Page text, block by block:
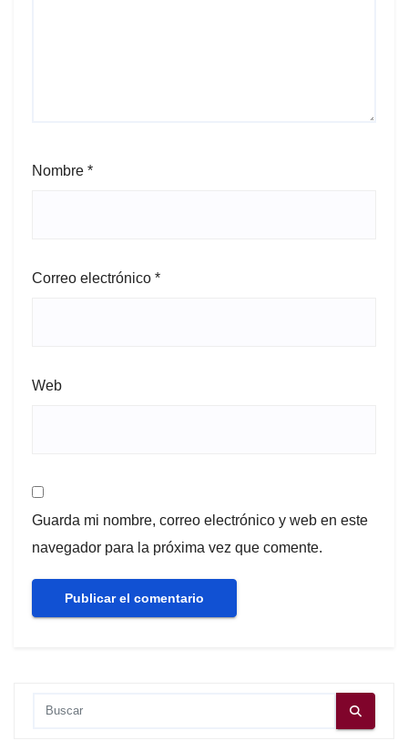
Nombre *
Correo electrónico *
Web
Guarda mi nombre, correo electrónico y web en este
navegador para la próxima vez que comente.